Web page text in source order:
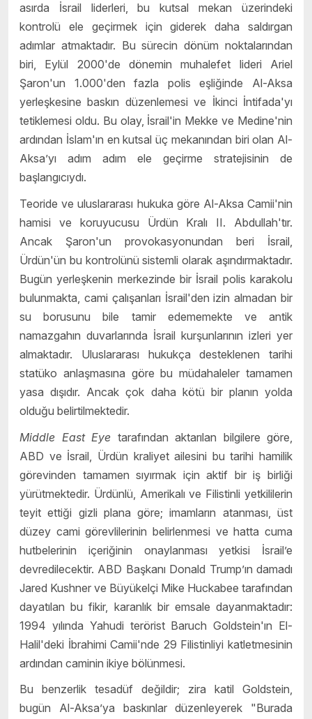
asırda İsrail liderleri, bu kutsal mekan üzerindeki
kontrolü ele geçirmek için giderek daha saldırgan
adımlar atmaktadır. Bu sürecin dönüm noktalarından
biri, Eylül 2000'de dönemin muhalefet lideri Ariel
Şaron'un 1.000'den fazla polis eşliğinde Al-Aksa
yerleşkesine baskın düzenlemesi ve İkinci İntifada'yı
tetiklemesi oldu. Bu olay, İsrail'in Mekke ve Medine'nin
ardından İslam'ın en kutsal üç mekanından biri olan Al-
Aksa’yı adım adım ele geçirme stratejisinin de
başlangıcıydı.
Teoride ve uluslararası hukuka göre Al-Aksa Camii'nin
hamisi ve koruyucusu Ürdün Kralı II. Abdullah'tır.
Ancak Şaron'un provokasyonundan beri İsrail,
Ürdün'ün bu kontrolünü sistemli olarak aşındırmaktadır.
Bugün yerleşkenin merkezinde bir İsrail polis karakolu
bulunmakta, cami çalışanları İsrail'den izin almadan bir
su borusunu bile tamir edememekte ve antik
namazgahın duvarlarında İsrail kurşunlarının izleri yer
almaktadır. Uluslararası hukukça desteklenen tarihi
statüko anlaşmasına göre bu müdahaleler tamamen
yasa dışıdır. Ancak çok daha kötü bir planın yolda
olduğu belirtilmektedir.
Middle East Eye tarafından aktarılan bilgilere göre,
ABD ve İsrail, Ürdün kraliyet ailesini bu tarihi hamilik
görevinden tamamen sıyırmak için aktif bir iş birliği
yürütmektedir. Ürdünlü, Amerikalı ve Filistinli yetkililerin
teyit ettiği gizli plana göre; imamların atanması, üst
düzey cami görevlilerinin belirlenmesi ve hatta cuma
hutbelerinin içeriğinin onaylanması yetkisi İsrail’e
devredilecektir. ABD Başkanı Donald Trump’ın damadı
Jared Kushner ve Büyükelçi Mike Huckabee tarafından
dayatılan bu fikir, karanlık bir emsale dayanmaktadır:
1994 yılında Yahudi terörist Baruch Goldstein'ın El-
Halil'deki İbrahimi Camii'nde 29 Filistinliyi katletmesinin
ardından caminin ikiye bölünmesi.
Bu benzerlik tesadüf değildir; zira katil Goldstein,
bugün Al-Aksa’ya baskınlar düzenleyerek "Burada